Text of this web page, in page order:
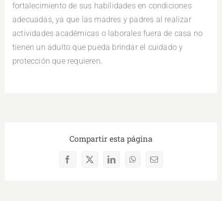
fortalecimiento de sus habilidades en condiciones
adecuadas, ya que las madres y padres al realizar
actividades académicas o laborales fuera de casa no
tienen un adulto que pueda brindar el cuidado y
protección que requieren.
Compartir esta página
Facebook
X LinkedInWhatsAppCorreo